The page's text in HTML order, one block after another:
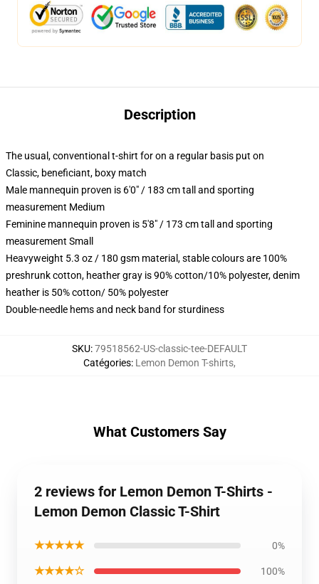
Description
The usual, conventional t-shirt for on a regular basis put on
Classic, beneficiant, boxy match
Male mannequin proven is 6'0" / 183 cm tall and sporting
measurement Medium
Feminine mannequin proven is 5'8" / 173 cm tall and sporting
measurement Small
Heavyweight 5.3 oz / 180 gsm material, stable colours are 100%
preshrunk cotton, heather gray is 90% cotton/10% polyester, denim
heather is 50% cotton/ 50% polyester
Double-needle hems and neck band for sturdiness
SKU:79518562-US-classic-tee-DEFAULT
Catégories: Lemon Demon T-shirts,
What Customers Say
2 reviews for Lemon Demon T-Shirts -
Lemon Demon Classic T-Shirt
★★★★★ 0%
★★★★☆ 100%